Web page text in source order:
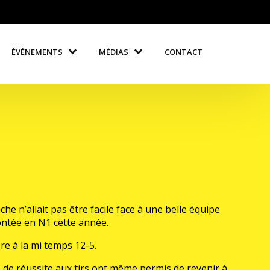
ÉVÉNEMENTS MÉDIAS CONTACT
n’allait pas être facile face à une belle équipe
en N1 cette année.
à la mi temps 12-5.